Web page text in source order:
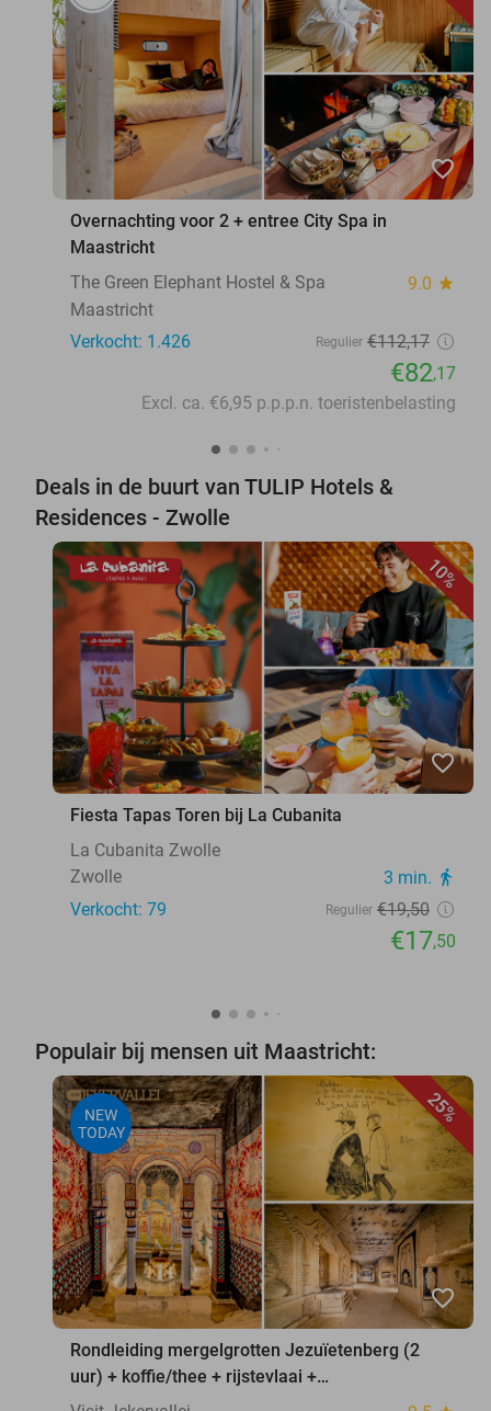
favorite_border
Overnachting voor 2 + entree City Spa in
Maastricht
The Green Elephant Hostel & Spa
9.0 star
Maastricht
Verkocht: 1.426
Regulier €112,17
€82,17
Excl. ca. €6,95 p.p.p.n. toeristenbelasting
Deals in de buurt van TULIP Hotels &
Residences - Zwolle
10%
favorite_border
Fiesta Tapas Toren bij La Cubanita
La Cubanita Zwolle
Zwolle
3 min. directions_walk
Verkocht: 79 Regulier €19,50
€17,50
Populair bij mensen uit Maastricht:
25%
NEW
TODAY
favorite_border
Rondleiding mergelgrotten Jezuïetenberg (2
uur) + koffie/thee + rijstevlaai +
waxinelichthouder